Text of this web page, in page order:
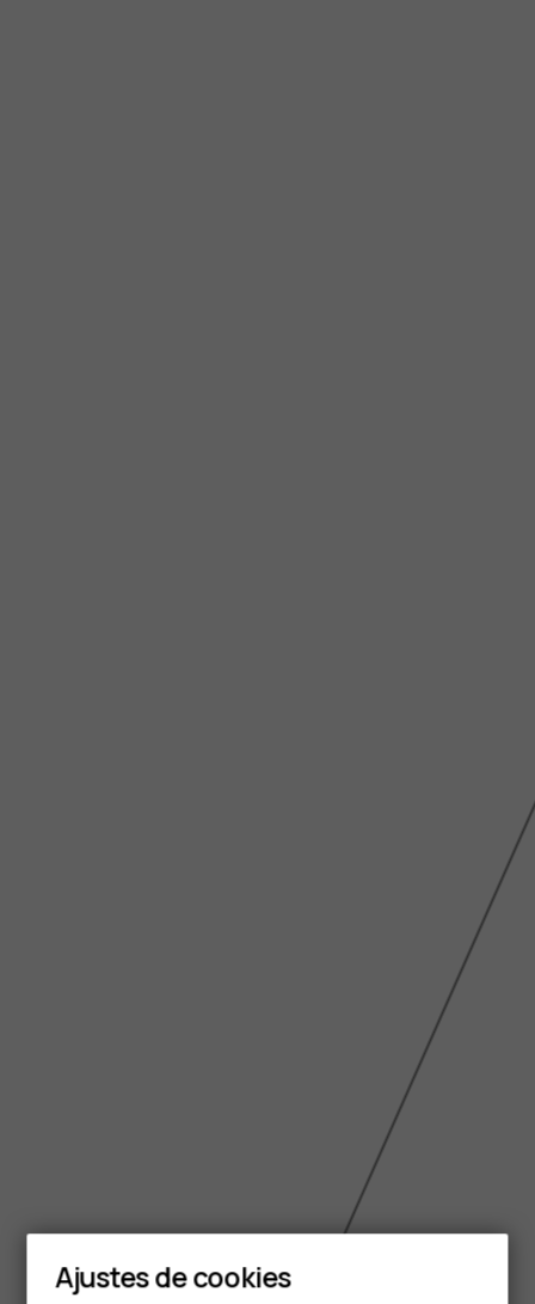
Smartphones
Ajustes de cookies